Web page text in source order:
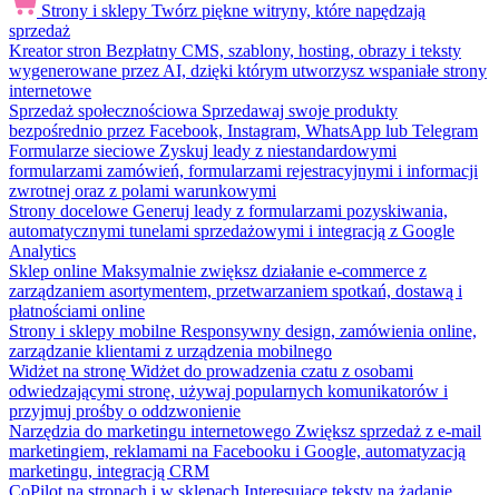
Strony i sklepy Twórz piękne witryny, które napędzają
sprzedaż
Kreator stron Bezpłatny CMS, szablony, hosting, obrazy i teksty
wygenerowane przez AI, dzięki którym utworzysz wspaniałe strony
internetowe
Sprzedaż społecznościowa Sprzedawaj swoje produkty
bezpośrednio przez Facebook, Instagram, WhatsApp lub Telegram
Formularze sieciowe Zyskuj leady z niestandardowymi
formularzami zamówień, formularzami rejestracyjnymi i informacji
zwrotnej oraz z polami warunkowymi
Strony docelowe Generuj leady z formularzami pozyskiwania,
automatycznymi tunelami sprzedażowymi i integracją z Google
Analytics
Sklep online Maksymalnie zwiększ działanie e-commerce z
zarządzaniem asortymentem, przetwarzaniem spotkań, dostawą i
płatnościami online
Strony i sklepy mobilne Responsywny design, zamówienia online,
zarządzanie klientami z urządzenia mobilnego
Widżet na stronę Widżet do prowadzenia czatu z osobami
odwiedzającymi stronę, używaj popularnych komunikatorów i
przyjmuj prośby o oddzwonienie
Narzędzia do marketingu internetowego Zwiększ sprzedaż z e-mail
marketingiem, reklamami na Facebooku i Google, automatyzacją
marketingu, integracją CRM
CoPilot na stronach i w sklepach Interesujące teksty na żądanie,